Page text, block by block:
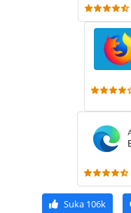
Suka106k